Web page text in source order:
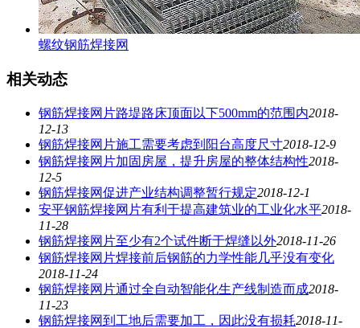
螺纹钢筋焊接网
相关动态
钢筋焊接网片路堤路床顶面以下500mm的范围内2018-
12-13
钢筋焊接网片施工需要考虑到阳台高度尺寸2018-12-9
钢筋焊接网片加固房屋，提升房屋的整体结构性2018-
12-5
钢筋焊接网促进产业结构调整暂行规定2018-12-1
安平钢筋焊接网片有利于提高建筑业的工业化水平2018-
11-28
钢筋焊接网片至少有2个试件断于焊缝以外2018-11-26
钢筋焊接网片焊接前后钢筋的力学性能几乎没有变化
2018-11-24
钢筋焊接网片通过全自动智能化生产线制造而成2018-
11-23
钢筋焊接网到工地后需要加工，因此没有损耗2018-11-